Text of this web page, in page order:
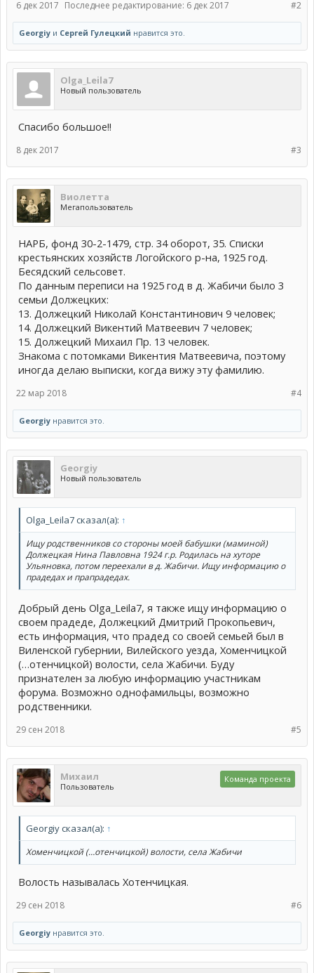
#2
6 дек 2017 Последнее редактирование: 6 дек 2017
Georgiy и Сергей Гулецкий нравится это.
Olga_Leila7
Новый пользователь
Спасибо большое!!
#3
8 дек 2017
Виолетта
Мегапользователь
НАРБ, фонд 30-2-1479, стр. 34 оборот, 35. Списки
крестьянских хозяйств Логойского р-на, 1925 год.
Бесядский сельсовет.
По данным переписи на 1925 год в д. Жабичи было 3
семьи Должецких:
13. Должецкий Николай Константинович 9 человек;
14. Должецкий Викентий Матвеевич 7 человек;
15. Должецкий Михаил Пр. 13 человек.
Знакома с потомками Викентия Матвеевича, поэтому
иногда делаю выписки, когда вижу эту фамилию.
#4
22 мар 2018
Georgiy нравится это.
Georgiy
Новый пользователь
Olga_Leila7 сказал(а): ↑
Ищу родственников со стороны моей бабушки (маминой)
Должецкая Нина Павловна 1924 г.р. Родилась на хуторе
Ульяновка, потом переехали в д. Жабичи. Ищу информацию о
прадедах и прапрадедах.
Добрый день Olga_Leila7, я также ищу информацию о
своем прадеде, Должецкий Дмитрий Прокопьевич,
есть информация, что прадед со своей семьей был в
Виленской губернии, Вилейского уезда, Хоменчицкой
(…отенчицкой) волости, села Жабичи. Буду
признателен за любую информацию участникам
форума. Возможно однофамильцы, возможно
родственники.
#5
29 сен 2018
Михаил
Пользователь
Команда проекта
Georgiy сказал(а): ↑
Хоменчицкой (…отенчицкой) волости, села Жабичи
Волость называлась Хотенчицкая.
#6
29 сен 2018
Georgiy нравится это.